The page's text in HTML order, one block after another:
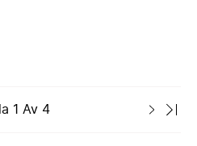
1 Av 4